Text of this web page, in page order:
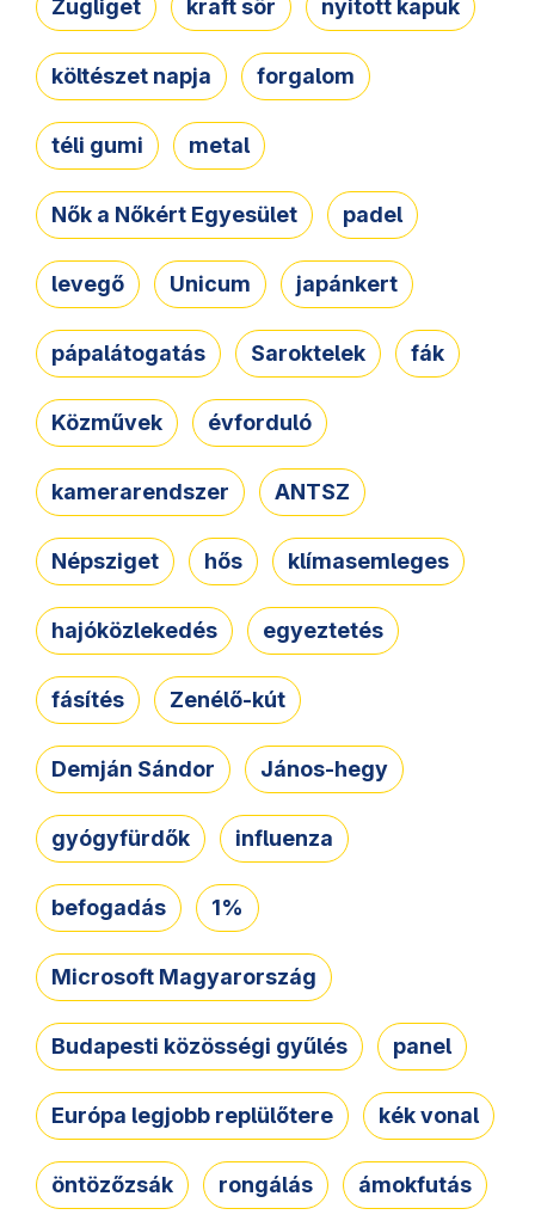
Zugliget kraft sör nyitott kapuk
költészet napja forgalom
téli gumi metal
Nők a Nőkért Egyesület padel
levegő Unicum japánkert
pápalátogatás Saroktelek fák
Közművek évforduló
kamerarendszer ANTSZ
Népsziget hős klímasemleges
hajóközlekedés egyeztetés
fásítés Zenélő-kút
Demján Sándor János-hegy
gyógyfürdők influenza
befogadás 1%
Microsoft Magyarország
Budapesti közösségi gyűlés panel
Európa legjobb replülőtere kék vonal
öntözőzsák rongálás ámokfutás